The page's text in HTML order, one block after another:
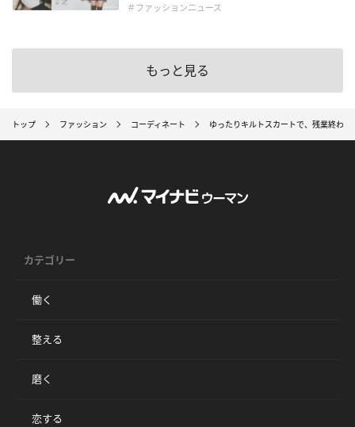
＃ファッションニュース
もっと見る
トップ ファッション コーディネート ゆったりキルトスカートで、残業終わ
カテゴリー
働く
整える
磨く
恋する